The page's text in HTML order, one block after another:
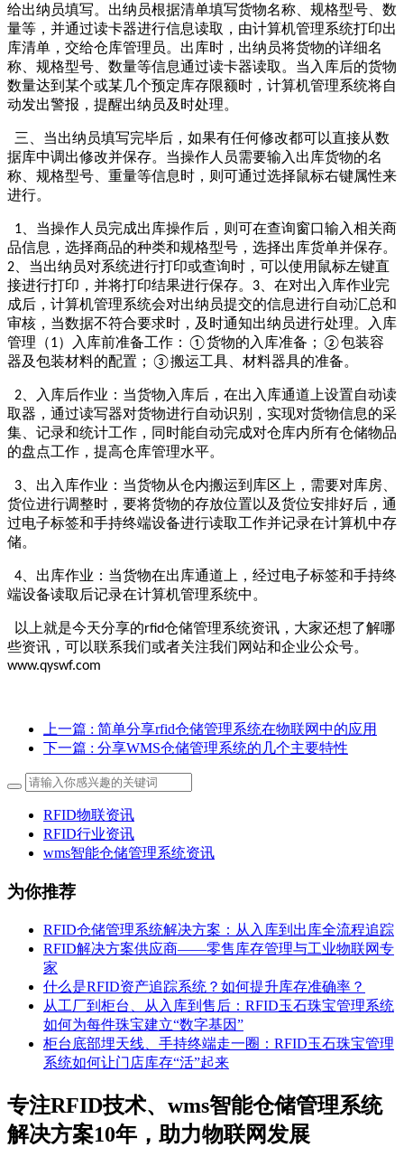
给出纳员填写。出纳员根据清单填写货物名称、规格型号、数
量等，并通过读卡器进行信息读取，由计算机管理系统打印出
库清单，交给仓库管理员。出库时，出纳员将货物的详细名
称、规格型号、数量等信息通过读卡器读取。当入库后的货物
数量达到某个或某几个预定库存限额时，计算机管理系统将自
动发出警报，提醒出纳员及时处理。
三、当出纳员填写完毕后，如果有任何修改都可以直接从数
据库中调出修改并保存。当操作人员需要输入出库货物的名
称、规格型号、重量等信息时，则可通过选择鼠标右键属性来
进行。
1 、当操作人员完成出库操作后，则可在查询窗口输入相关商
品信息，选择商品的种类和规格型号，选择出库货单并保存。
2 、当出纳员对系统进行打印或查询时，可以使用鼠标左键直
接进行打印，并将打印结果进行保存。 3 、在对出入库作业完
成后，计算机管理系统会对出纳员提交的信息进行自动汇总和
审核，当数据不符合要求时，及时通知出纳员进行处理。入库
管理（1）入库前准备工作： ①货物的入库准备； ②包装容
器及包装材料的配置； ③搬运工具、材料器具的准备。
2 、入库后作业：当货物入库后，在出入库通道上设置自动读
取器，通过读写器对货物进行自动识别，实现对货物信息的采
集、记录和统计工作，同时能自动完成对仓库内所有仓储物品
的盘点工作，提高仓库管理水平。
3 、出入库作业：当货物从仓内搬运到库区上，需要对库房、
货位进行调整时，要将货物的存放位置以及货位安排好后，通
过电子标签和手持终端设备进行读取工作并记录在计算机中存
储。
4 、出库作业：当货物在出库通道上，经过电子标签和手持终
端设备读取后记录在计算机管理系统中。
以上就是今天分享的rfid仓储管理系统资讯，大家还想了解哪
些资讯，可以联系我们或者关注我们网站和企业公众号。
www.qyswf.com
上一篇 : 简单分享rfid仓储管理系统在物联网中的应用
下一篇 : 分享WMS仓储管理系统的几个主要特性
RFID物联资讯
RFID行业资讯
wms智能仓储管理系统资讯
为你推荐
RFID仓储管理系统解决方案：从入库到出库全流程追踪
RFID解决方案供应商——零售库存管理与工业物联网专
家
什么是RFID资产追踪系统？如何提升库存准确率？
从工厂到柜台、从入库到售后：RFID玉石珠宝管理系统
如何为每件珠宝建立“数字基因”
柜台底部埋天线、手持终端走一圈：RFID玉石珠宝管理
系统如何让门店库存“活”起来
专注RFID技术、wms智能仓储管理系统
解决方案10年，助力物联网发展